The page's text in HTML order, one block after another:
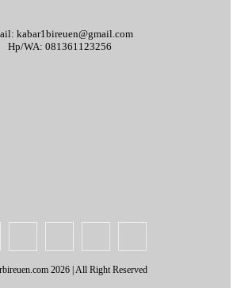
kabar1bireuen@gmail.com
Hp/WA: 081361123256
2026 | All Right Reserved